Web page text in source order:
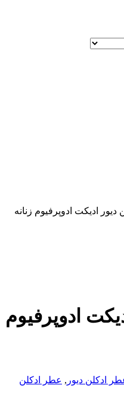
ادیکت ادوپرفیوم زنانه
ادوپرفیوم
ادکلن دیور , عطر ادکلن